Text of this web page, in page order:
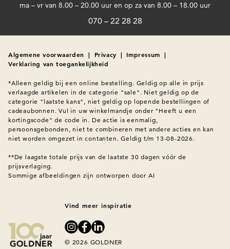
ma – vr van 8.00 – 20.00 uur en op za van 8.00 – 18.00 uur
070 – 22 28 28
Algemene voorwaarden | Privacy | Impressum |
Verklaring van toegankelijkheid
*Alleen geldig bij een online bestelling. Geldig op alle in prijs
verlaagde artikelen in de categorie "sale". Niet geldig op de
categorie "laatste kans", niet geldig op lopende bestellingen of
cadeaubonnen. Vul in uw winkelmandje onder "Heeft u een
kortingscode" de code in. De actie is eenmalig,
persoonsgebonden, niet te combineren met andere acties en kan
niet worden omgezet in contanten. Geldig t/m 13-08-2026.
**De laagste totale prijs van de laatste 30 dagen vóór de
prijsverlaging.
Sommige afbeeldingen zijn ontworpen door AI
Vind meer inspiratie
© 2026 GOLDNER